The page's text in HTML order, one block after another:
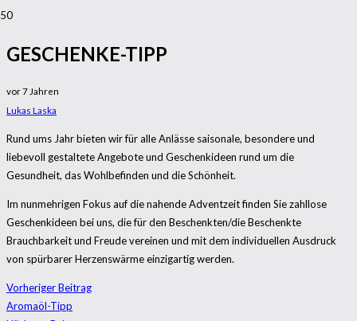
GESCHENKE-TIPP
vor 7 Jahren
Lukas Laska
Rund ums Jahr bieten wir für alle Anlässe saisonale, besondere und
liebevoll gestaltete Angebote und Geschenkideen rund um die
Gesundheit, das Wohlbefinden und die Schönheit.
Im nunmehrigen Fokus auf die nahende Adventzeit finden Sie zahllose
Geschenkideen bei uns, die für den Beschenkten/die Beschenkte
Brauchbarkeit und Freude vereinen und mit dem individuellen Ausdruck
von spürbarer Herzenswärme einzigartig werden.
Vorheriger Beitrag
Aromaöl-Tipp